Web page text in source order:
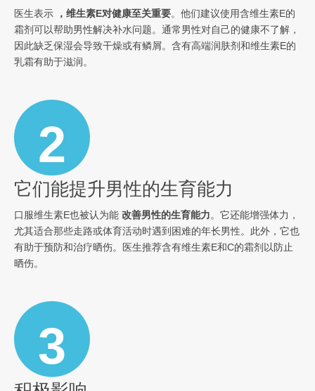
医生表示 ，维生素E对健康至关重要。他们建议使用含维生素E的
霜剂可以帮助男性解决补水问题。通常男性对自己的健康不了解，
因此缺乏保湿会导致干燥或有鳞屑。含有高端润肤剂和维生素E的
乳霜有助于滋润。
2
它们能提升男性的生育能力
口服维生素E也被认为能 改善男性的生育能力。它还能增强体力，
尤其适合那些走路或体育活动时遇到困难的年长男性。此外，它也
有助于预防和治疗晒伤。医生推荐含有维生素E和C的霜剂以防止
晒伤。
3